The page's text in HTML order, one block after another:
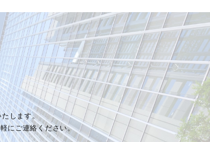
たします。
にご連絡ください。